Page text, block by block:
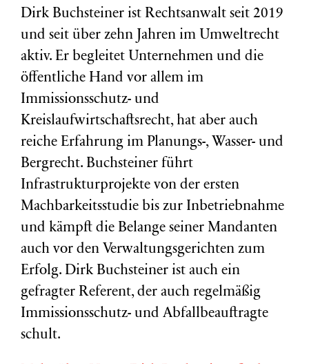
Dirk Buchsteiner ist Rechtsanwalt seit 2019
und seit über zehn Jahren im Umweltrecht
aktiv. Er begleitet Unternehmen und die
öffentliche Hand vor allem im
Immissionsschutz- und
Kreislaufwirtschaftsrecht, hat aber auch
reiche Erfahrung im Planungs-, Wasser- und
Bergrecht. Buchsteiner führt
Infrastrukturprojekte von der ersten
Machbarkeitsstudie bis zur Inbetriebnahme
und kämpft die Belange seiner Mandanten
auch vor den Verwaltungsgerichten zum
Erfolg. Dirk Buchsteiner ist auch ein
gefragter Referent, der auch regelmäßig
Immissionsschutz- und Abfallbeauftragte
schult.